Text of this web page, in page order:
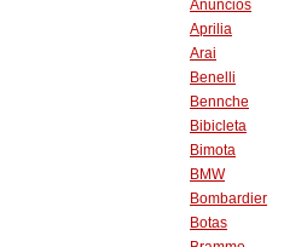
Anuncios
Aprilia
Arai
Benelli
Bennche
Bibicleta
Bimota
BMW
Bombardier
Botas